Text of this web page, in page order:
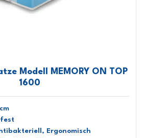
Modell MEMORY ON TOP
1600
Ergonomisch